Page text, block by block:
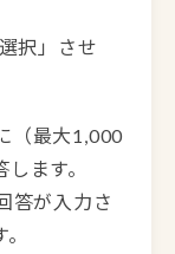
」させ
（最大1,000
します。
答が入力さ
。